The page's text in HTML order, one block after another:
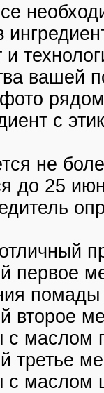
вашей
с
не
до 25
первое
второе
с маслом
третье
с маслом